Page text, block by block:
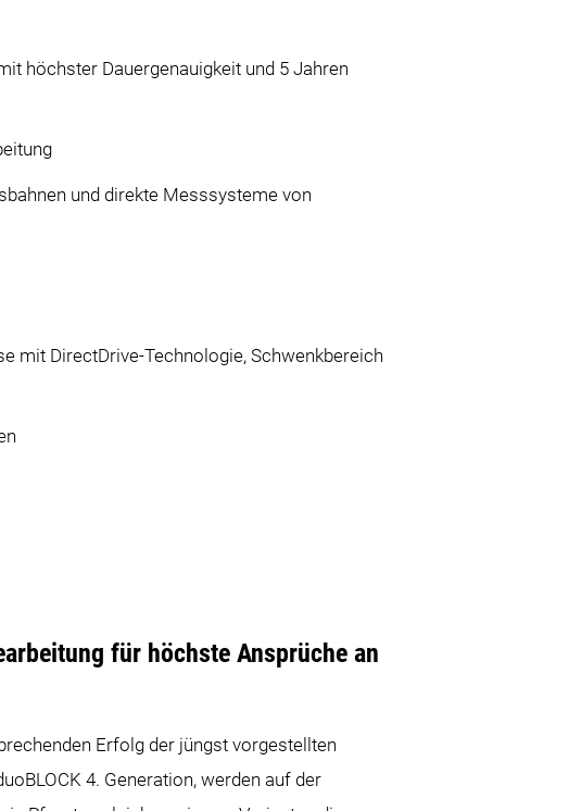
höchster Dauergenauigkeit und 5 Jahren
und direkte Messsysteme von
mit DirectDrive-Technologie, Schwenkbereich
für höchste Ansprüche an
Erfolg der jüngst vorgestellten
4. Generation, werden auf der